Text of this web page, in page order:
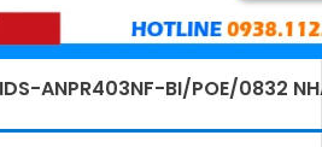
IDS-ANPR403NF-BI/POE/0832